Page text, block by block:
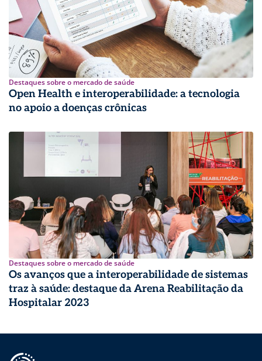
Destaques sobre o mercado de saúde
Open Health e interoperabilidade: a tecnologia
no apoio a doenças crônicas
Destaques sobre o mercado de saúde
Os avanços que a interoperabilidade de sistemas
traz à saúde: destaque da Arena Reabilitação da
Hospitalar 2023